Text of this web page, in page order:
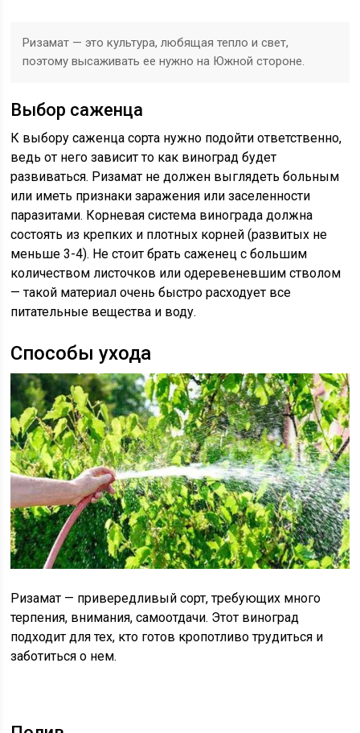
Ризамат — это культура, любящая тепло и свет,
поэтому высаживать ее нужно на Южной стороне.
Выбор саженца
К выбору саженца сорта нужно подойти ответственно,
ведь от него зависит то как виноград будет
развиваться. Ризамат не должен выглядеть больным
или иметь признаки заражения или заселенности
паразитами. Корневая система винограда должна
состоять из крепких и плотных корней (развитых не
меньше 3-4). Не стоит брать саженец с большим
количеством листочков или одеревеневшим стволом
— такой материал очень быстро расходует все
питательные вещества и воду.
Способы ухода
Ризамат — привередливый сорт, требующих много
терпения, внимания, самоотдачи. Этот виноград
подходит для тех, кто готов кропотливо трудиться и
заботиться о нем.